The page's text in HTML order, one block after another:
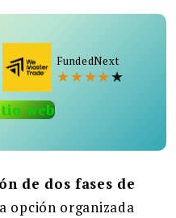
BUSCAR
FundedNext
★★★★★
web
de dos fases de
opción organizada